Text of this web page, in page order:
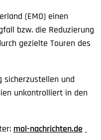
(EMO) einen
bzw. die Reduzierung
gezielte Touren des
sicherzustellen und
unkontrolliert in den
mol-nachrichten.de